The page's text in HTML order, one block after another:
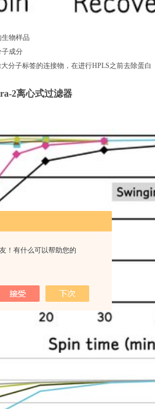
！有什么可以帮助您的
物样品
子成分
分子标签的连接物，在进行HPLS之前去除蛋白
2离心式过滤器